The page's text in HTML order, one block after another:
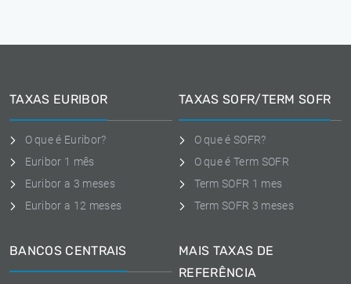
TAXAS EURIBOR
O que é Euribor?
Euribor 1 mês
Euribor a 3 meses
Euribor a 12 meses
TAXAS SOFR/TERM SOFR
O que é SOFR?
O que é Term SOFR
Term SOFR 1 mes
Term SOFR 3 meses
BANCOS CENTRAIS
MAIS TAXAS DE
REFERÊNCIA